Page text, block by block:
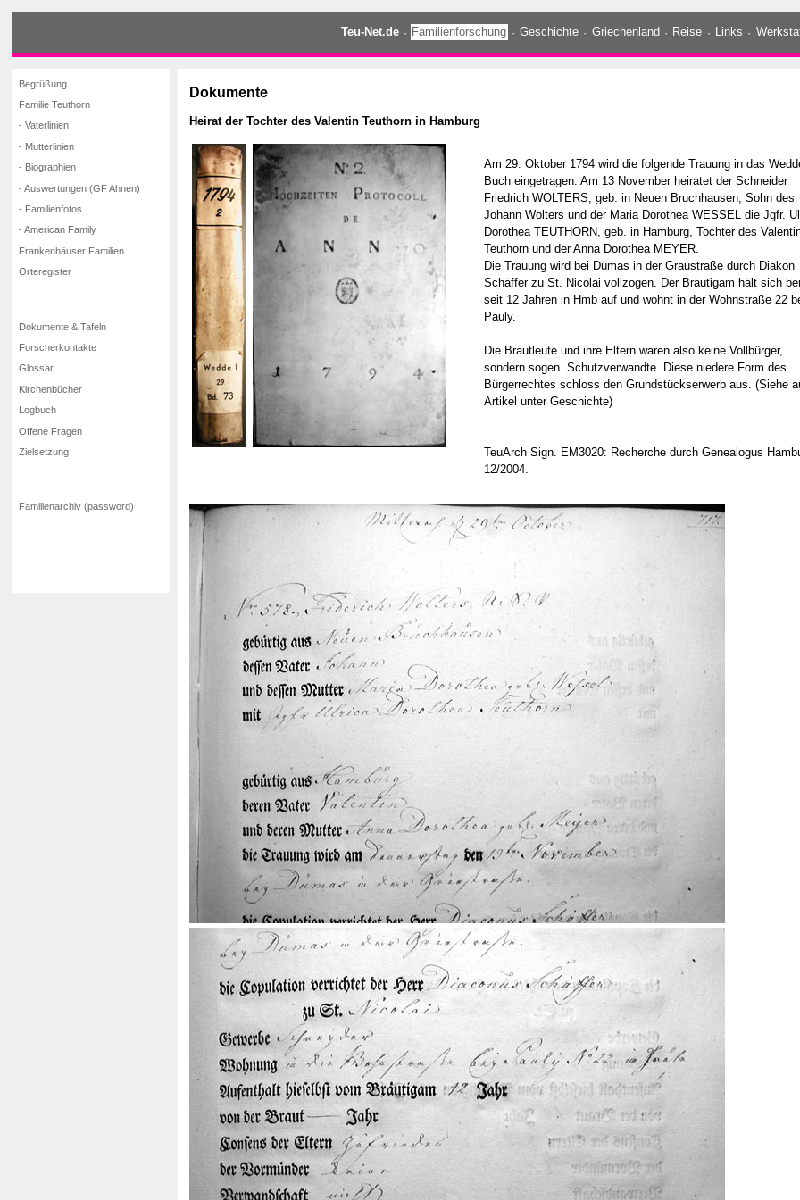
Teu-Net.de · Familienforschung · Geschichte · Griechenland · Reise · Links ·
Begrüßung
Familie Teuthorn
- Vaterlinien
- Mutterlinien
- Biographien
- Auswertungen (GF Ahnen)
- Familienfotos
- American Family
Frankenhäuser Familien
Orteregister
Dokumente & Tafeln
Forscherkontakte
Glossar
Kirchenbücher
Logbuch
Offene Fragen
Zielsetzung
Familienarchiv (password)
Dokumente
Heirat der Tochter des Valentin Teuthorn in Hamburg
Am 29. Oktober 1794 wird die folgende Trauung in das
Buch eingetragen: Am 13 November heiratet der Schneider
Friedrich WOLTERS, geb. in Neuen Bruchhausen, Sohn des
Johann Wolters und der Maria Dorothea WESSEL die Jgfr.
Dorothea TEUTHORN, geb. in Hamburg, Tochter des
Teuthorn und der Anna Dorothea MEYER.
Die Trauung wird bei Dümas in der Graustraße durch Diakon
Schäffer zu St. Nicolai vollzogen. Der Bräutigam hält sich
seit 12 Jahren in Hmb auf und wohnt in der Wohnstraße 22
Pauly.
Die Brautleute und ihre Eltern waren also keine Vollbürger,
sondern sogen. Schutzverwandte. Diese niedere Form des
Bürgerrechtes schloss den Grundstückserwerb aus. (Siehe
Artikel unter Geschichte)
TeuArch Sign. EM3020: Recherche durch Genealogus
12/2004.